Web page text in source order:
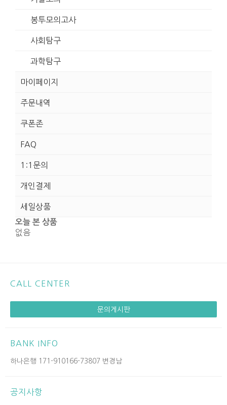
봉투모의고사
사회탐구
과학탐구
마이페이지
주문내역
쿠폰존
FAQ
1:1문의
개인결제
세일상품
오늘 본 상품
없음
CALL CENTER
문의게시판
BANK INFO
하나은행 171-910166-73807 변경남
공지사항